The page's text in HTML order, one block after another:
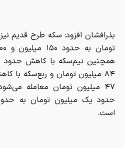
۴۷ میلیون تومان معامله
است.